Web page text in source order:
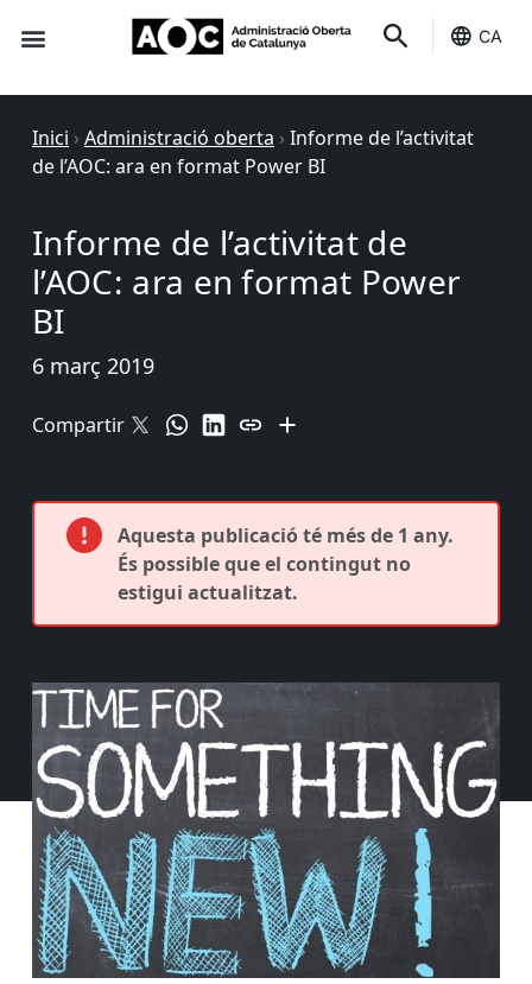
CA
Inici › Administració oberta › Informe de l’activitat
de l’AOC: ara en format Power BI
Informe de l’activitat de
l’AOC: ara en format Power
BI
6 març 2019
Compartir
Aquesta publicació té més de 1 any.
És possible que el contingut no
estigui actualitzat.